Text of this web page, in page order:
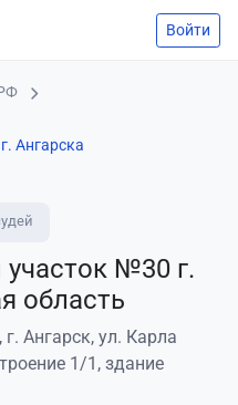
Войти
Ангарска
№30 г.
область
Ангарск, ул. Карла
1/1, здание